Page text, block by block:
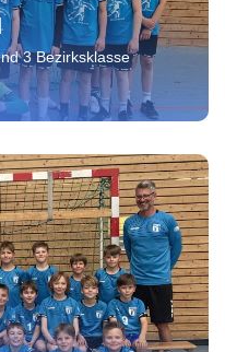
3 Bezirksklasse